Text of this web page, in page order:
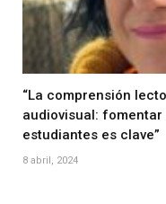
“La comprensión
audiovisual:
estudiantes es clave”
8 abril, 2024